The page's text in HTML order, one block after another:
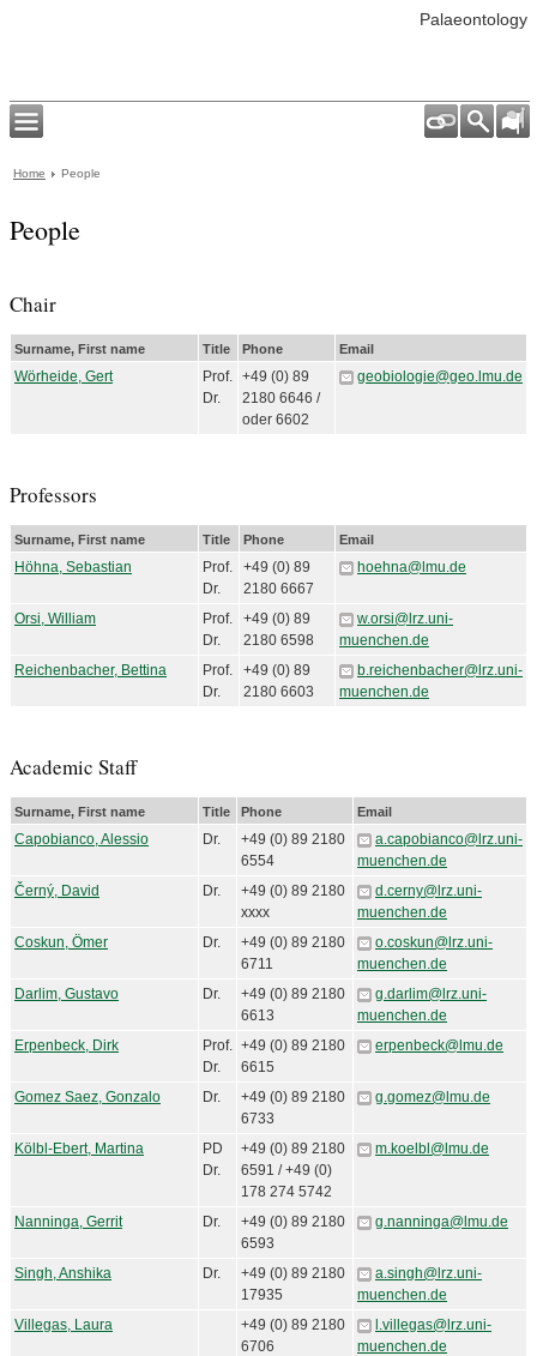
Palaeontology
Home People
People
Chair
Surname, First name Title Phone Email
Wörheide, Gert
Prof.
Dr.
+49 (0) 89
2180 6646 /
oder 6602
geobiologie@geo.lmu.de
Professors
Surname, First name Title Phone Email
Höhna, Sebastian
Prof.
Dr.
+49 (0) 89
2180 6667
hoehna@lmu.de
Orsi, William
Prof.
Dr.
+49 (0) 89
2180 6598
w.orsi@lrz.uni-
muenchen.de
Reichenbacher, Bettina
Prof.
Dr.
+49 (0) 89
2180 6603
b.reichenbacher@lrz.uni-
muenchen.de
Academic Staff
Surname, First name Title Phone Email
Capobianco, Alessio Dr.
+49 (0) 89 2180
6554
a.capobianco@lrz.uni-
muenchen.de
Černý, David
Dr.
+49 (0) 89 2180
xxxx
d.cerny@lrz.uni-
muenchen.de
Coskun, Ömer
Dr.
+49 (0) 89 2180
6711
o.coskun@lrz.uni-
muenchen.de
Darlim, Gustavo
Dr.
+49 (0) 89 2180
6613
g.darlim@lrz.uni-
muenchen.de
Erpenbeck, Dirk
Prof.
Dr.
+49 (0) 89 2180
6615
erpenbeck@lmu.de
Gomez Saez, Gonzalo Dr.
+49 (0) 89 2180
6733
g.gomez@lmu.de
Kölbl-Ebert, Martina
PD
Dr.
+49 (0) 89 2180
6591 / +49 (0)
178 274 5742
m.koelbl@lmu.de
Nanninga, Gerrit Dr.
+49 (0) 89 2180
6593
g.nanninga@lmu.de
Singh, Anshika Dr.
+49 (0) 89 2180
17935
a.singh@lrz.uni-
muenchen.de
Villegas, Laura
+49 (0) 89 2180
6706
l.villegas@lrz.uni-
muenchen.de